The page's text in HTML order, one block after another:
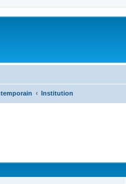
Institution